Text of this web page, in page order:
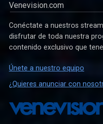
Venevision.com
Conéctate a nuestros
disfrutar de toda nuestra
contenido exclusivo que
Únete a nuestro equipo
¿Quieres anunciar con